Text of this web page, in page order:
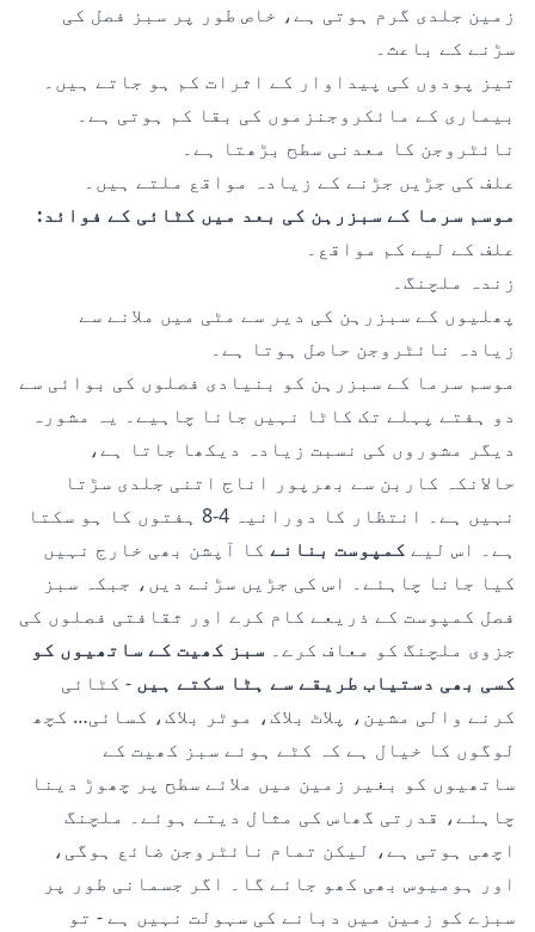
زمین جلدی گرم ہوتی ہے، خاص طور پر سبز فصل کی
سڑنے کے باعث۔
تیز پودوں کی پیداوار کے اثرات کم ہو جاتے ہیں۔
بیماری کے مائکروجنزموں کی بقا کم ہوتی ہے۔
نائٹروجن کا معدنی سطح بڑھتا ہے۔
علف کی جڑیں جڑنے کے زیادہ مواقع ملتے ہیں۔
موسم سرما کے سبزرہن کی بعد میں کٹائی کے فوائد:
علف کے لیے کم مواقع۔
زندہ ملچنگ۔
پھلیوں کے سبزرہن کی دیر سے مٹی میں ملانے سے
زیادہ نائٹروجن حاصل ہوتا ہے۔
موسم سرما کے سبزرہن کو بنیادی فصلوں کی بوائی سے
دو ہفتے پہلے تک کاٹا نہیں جانا چاہیے۔ یہ مشورہ
دیگر مشوروں کی نسبت زیادہ دیکھا جاتا ہے،
حالانکہ کاربن سے بھرپور اناج اتنی جلدی سڑتا
نہیں ہے۔ انتظار کا دورانیہ 4-8 ہفتوں کا ہو سکتا
ہے۔ اس لیے کمپوست بنانے کا آپشن بھی خارج نہیں
کیا جانا چاہئے۔ اس کی جڑیں سڑنے دیں، جبکہ سبز
فصل کمپوست کے ذریعے کام کرے اور ثقافتی فصلوں کی
جزوی ملچنگ کو معاف کرے۔ سبز کھیت کے ساتھیوں کو
کسی بھی دستیاب طریقے سے ہٹا سکتے ہیں - کٹائی
کرنے والی مشین، پلاٹ بلاک، موٹر بلاک، کسائی… کچھ
لوگوں کا خیال ہے کہ کٹے ہوئے سبز کھیت کے
ساتھیوں کو بغیر زمین میں ملائے سطح پر چھوڑ دینا
چاہئے، قدرتی گھاس کی مثال دیتے ہوئے۔ ملچنگ
اچھی ہوتی ہے، لیکن تمام نائٹروجن ضائع ہوگی،
اور ہومیوس بھی کھو جائے گا۔ اگر جسمانی طور پر
سبزے کو زمین میں دبانے کی سہولت نہیں ہے - تو